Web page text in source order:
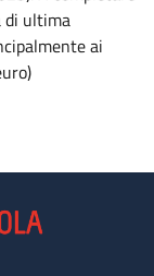
di ultima
ai